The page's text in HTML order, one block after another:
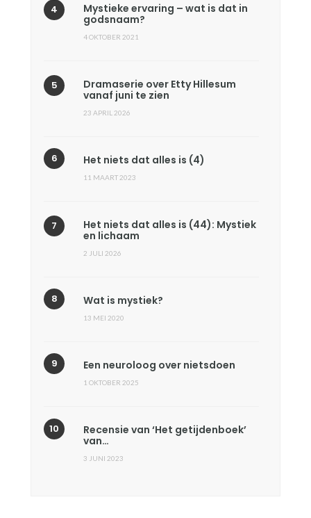
Mystieke ervaring – wat is dat in
godsnaam?
4 OKTOBER 2021
Dramaserie over Etty Hillesum
vanaf juni te zien
23 APRIL 2026
Het niets dat alles is (4)
11 MAART 2023
Het niets dat alles is (44): Mystiek
en lichaam
2 JULI 2026
Wat is mystiek?
13 MEI 2020
Een neuroloog over nietsdoen
1 OKTOBER 2025
Recensie van ‘Het getijdenboek’
van…
3 JUNI 2023